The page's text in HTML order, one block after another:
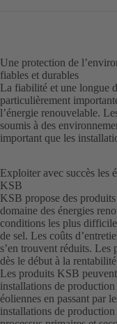
Une protection de
fiables et durables
La fiabilité et une longue
particulièrement
l’énergie renouvelable.
soumis à des
important que les
Exploiter avec succès les
KSB
KSB propose des
domaine des énergies
conditions les plus
de sel. Les coûts
s’en trouvent réduits.
dès le début à la
Les produits KSB
installations de
éoliennes en passant par
installations de